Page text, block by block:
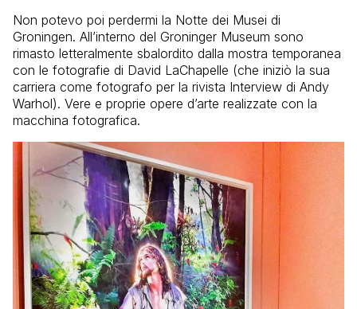
Non potevo poi perdermi la Notte dei Musei di
Groningen. All’interno del Groninger Museum sono
rimasto letteralmente sbalordito dalla mostra temporanea
con le fotografie di David LaChapelle (che iniziò la sua
carriera come fotografo per la rivista Interview di Andy
Warhol). Vere e proprie opere d’arte realizzate con la
macchina fotografica.